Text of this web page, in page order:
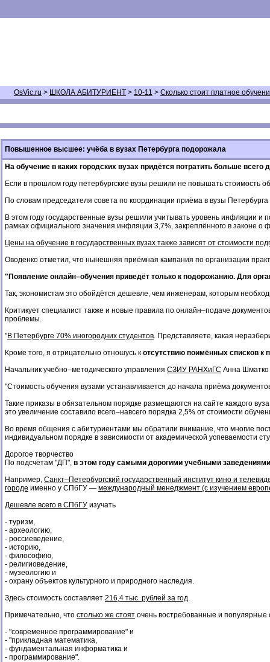
OsVic.ru > ШКОЛА АБИТУРИЕНТ > 10-11 > Сколько стоит платное
Повышенное высшее: учёба в вузах Петербурга подорожала
На обучение в каких городских вузах придётся потратить больше всего
Если в прошлом году петербургские вузы решили не повышать стоимость
По словам председателя совета по координации приёма в вузы
В этом году государственные вузы решили учитывать уровень инфляции
рамках официального значения инфляции 3,7%, закреплённого в законе
Цены на обучение в государственных вузах также зависят от стоимости
Оводенко отметил, что нынешняя приёмная кампания по организации
"Появление онлайн–обучения приведёт только к подорожанию. Для
Так, экономистам это обойдётся дешевле, чем инженерам, которым
Критикует специалист также и новые правила по онлайн–подаче
проблемы.
"В Петербурге 70% иногородних студентов. Представляете, какая
Кроме того, я отрицательно отношусь к отсутствию поимённых списков к
Начальник учебно–методического управления СЗИУ РАНХиГС Анна Шматко
"Стоимость обучения вузами устанавливается до начала приёма
Такие приказы в обязательном порядке размещаются на сайте каждого
это увеличение составило всего–навсего порядка 2,5% от стоимости
Во время общения с абитуриентами мы обратили внимание, что многие
индивидуальном порядке в зависимости от академической успеваемости
Дорогое творчество
По подсчётам "ДП", в этом году самыми дорогими учебными
Например, Санкт–Петербургский государственный институт кино и
городе именно у СПбГУ — международный менеджмент (с изучением
Дешевле всего в СПбГУ изучать
- туризм,
- археологию,
- россиеведение,
- историю,
- философию,
- религиоведение,
- музеологию и
- охрану объектов культурного и природного наследия.
Здесь стоимость составляет 216,4 тыс. рублей за год.
Примечательно, что столько же стоят очень востребованные и популярные
- "современное программирование" и
- "прикладная математика,
- фундаментальная информатика и
- программирование".